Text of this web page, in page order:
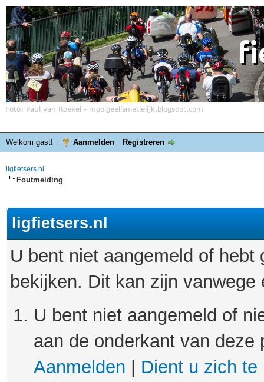
Welkom gast! Aanmelden Registreren
ligfietsers.nl
Foutmelding
ligfietsers.nl
U bent niet aangemeld of
bekijken. Dit kan zijn
U bent niet aangemeld of
aan de onderkant van
Aanmelden
Dient u zich te